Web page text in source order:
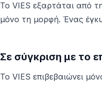
Το VIES εξαρτάται από
μόνο τη μορφή. Ένας
Σε σύγκριση με το
Το VIES επιβεβαιώνει